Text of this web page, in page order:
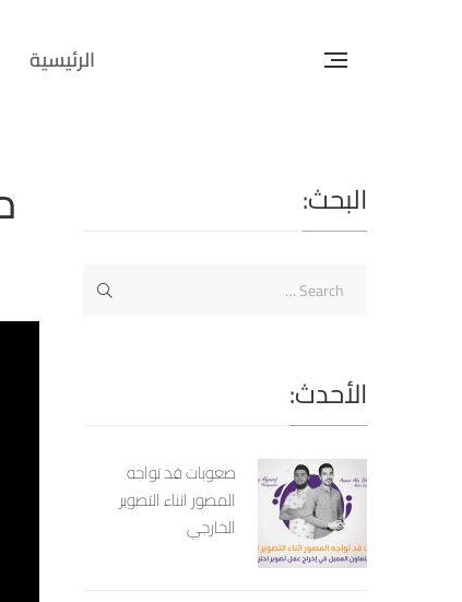
الرئيسية
البحث:
الأحدث:
صعوبات قد تواجه
المصور اثناء التصوير
الخارجي